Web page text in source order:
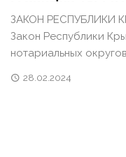
ЗАКОН РЕСПУБЛИКИ
Закон Республики
нотариальных
28.02.2024